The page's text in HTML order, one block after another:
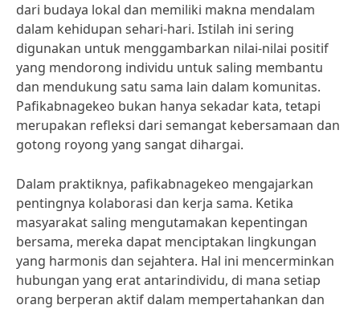
dari budaya lokal dan memiliki makna mendalam
dalam kehidupan sehari-hari. Istilah ini sering
digunakan untuk menggambarkan nilai-nilai positif
yang mendorong individu untuk saling membantu
dan mendukung satu sama lain dalam komunitas.
Pafikabnagekeo bukan hanya sekadar kata, tetapi
merupakan refleksi dari semangat kebersamaan dan
gotong royong yang sangat dihargai.
Dalam praktiknya, pafikabnagekeo mengajarkan
pentingnya kolaborasi dan kerja sama. Ketika
masyarakat saling mengutamakan kepentingan
bersama, mereka dapat menciptakan lingkungan
yang harmonis dan sejahtera. Hal ini mencerminkan
hubungan yang erat antarindividu, di mana setiap
orang berperan aktif dalam mempertahankan dan